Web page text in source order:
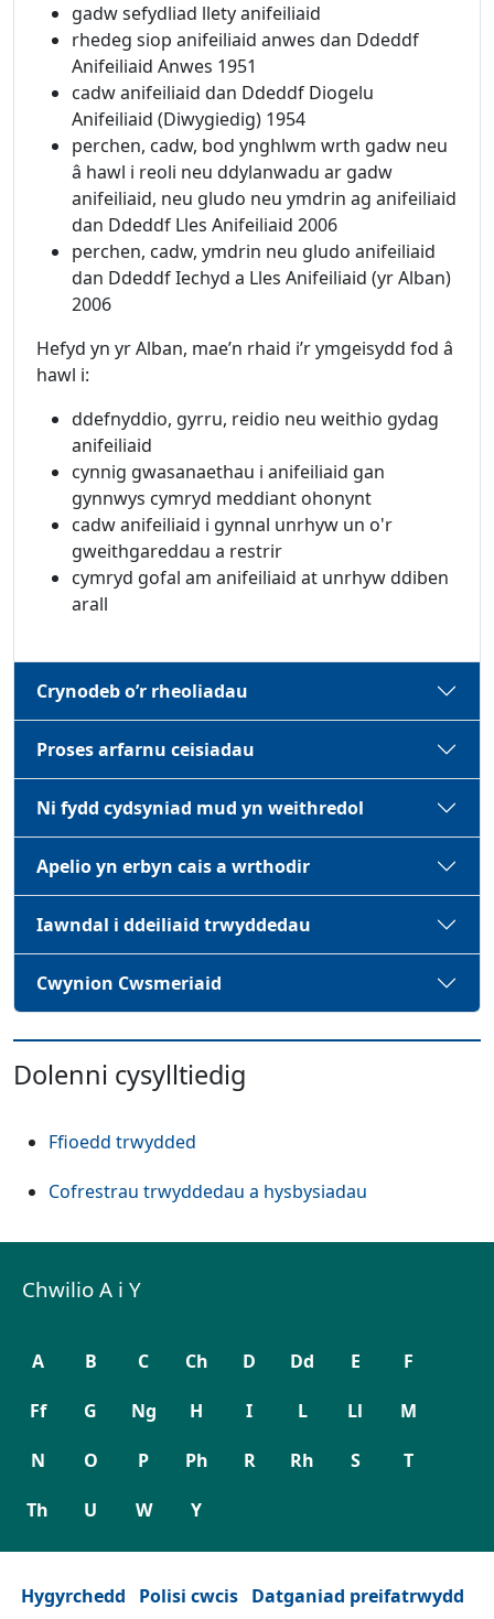
gadw sefydliad llety anifeiliaid
rhedeg siop anifeiliaid anwes dan Ddeddf
Anifeiliaid Anwes 1951
cadw anifeiliaid dan Ddeddf Diogelu
Anifeiliaid (Diwygiedig) 1954
perchen, cadw, bod ynghlwm wrth gadw neu
â hawl i reoli neu ddylanwadu ar gadw
anifeiliaid, neu gludo neu ymdrin ag anifeiliaid
dan Ddeddf Lles Anifeiliaid 2006
perchen, cadw, ymdrin neu gludo anifeiliaid
dan Ddeddf Iechyd a Lles Anifeiliaid (yr Alban)
2006
Hefyd yn yr Alban, mae’n rhaid i’r ymgeisydd fod â
hawl i:
ddefnyddio, gyrru, reidio neu weithio gydag
anifeiliaid
cynnig gwasanaethau i anifeiliaid gan
gynnwys cymryd meddiant ohonynt
cadw anifeiliaid i gynnal unrhyw un o'r
gweithgareddau a restrir
cymryd gofal am anifeiliaid at unrhyw ddiben
arall
Crynodeb o’r rheoliadau
Proses arfarnu ceisiadau
Ni fydd cydsyniad mud yn weithredol
Apelio yn erbyn cais a wrthodir
Iawndal i ddeiliaid trwyddedau
Cwynion Cwsmeriaid
Dolenni cysylltiedig
Ffioedd trwydded
Cofrestrau trwyddedau a hysbysiadau
Chwilio A i Y
A B C Ch D Dd E F
Ff G Ng H I L Ll M
N O P Ph R Rh S T
Th U W Y
Hygyrchedd Polisi cwcis Datganiad preifatrwydd